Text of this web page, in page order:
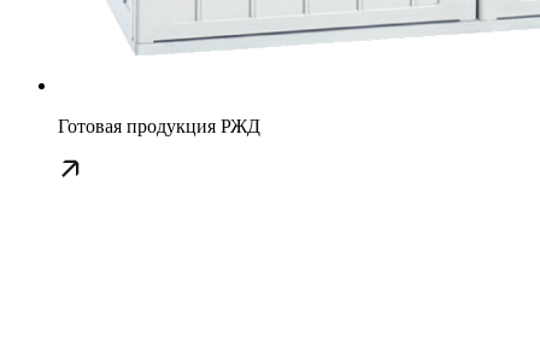
Готовая продукция РЖД